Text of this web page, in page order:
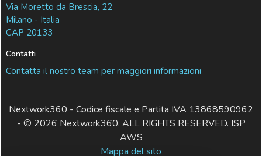
Via Moretto da Brescia, 22
Milano - Italia
CAP 20133
Contatti
Contatta il nostro team per maggiori informazioni
Nextwork360 - Codice fiscale e Partita IVA 13868590962
- © 2026 Nextwork360. ALL RIGHTS RESERVED. ISP
AWS
Mappa del sito